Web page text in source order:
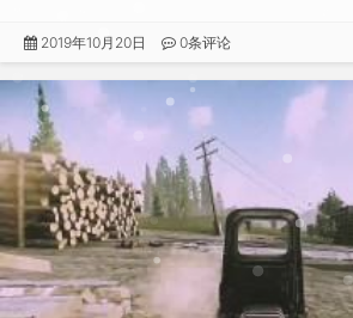
2019年10月20日 0条评论